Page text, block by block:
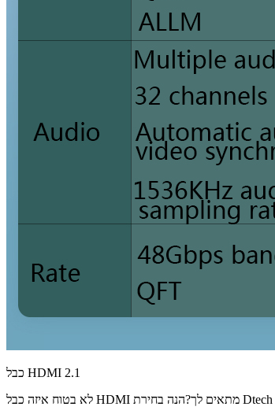
כבל HDMI 2.1